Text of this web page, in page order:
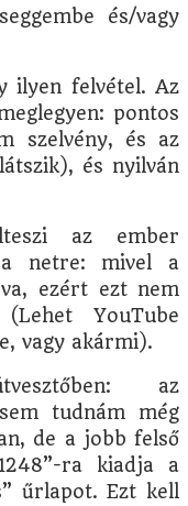
és/vagy
ilyen felvétel. Az
pontos
szelvény, és az
és nyilván
az ember
netre: mivel a
ezért ezt nem
YouTube
vagy akármi).
az
tudnám még
de a jobb felső
ra kiadja a
űrlapot. Ezt kell